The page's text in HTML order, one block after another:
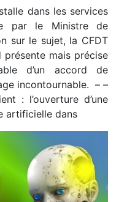
dans les services
par le Ministre de
sur le sujet, la CFDT
présente mais précise
d’un accord de
incontournable. – –
: l’ouverture d’une
artificielle dans